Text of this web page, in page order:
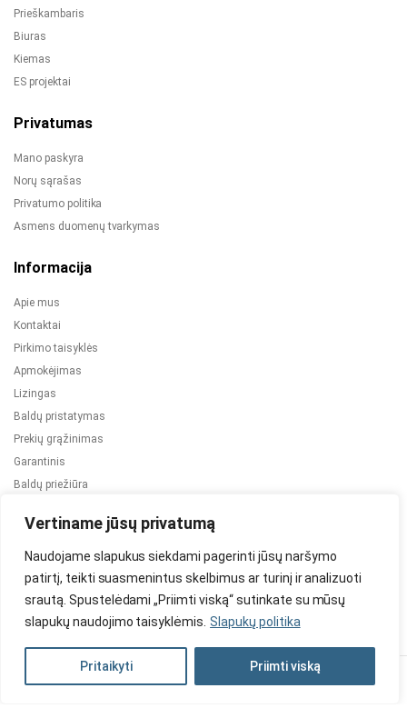
Vertiname jūsų privatumą
Naudojame slapukus siekdami pagerinti jūsų naršymo
patirtį, teikti suasmenintus skelbimus ar turinį ir analizuoti
srautą. Spustelėdami „Priimti viską“ sutinkate su mūsų
slapukų naudojimo taisyklėmis. Slapukų politika
Pritaikyti Priimti viską
Prieškambaris
Biuras
Kiemas
ES projektai
Privatumas
Mano paskyra
Norų sąrašas
Privatumo politika
Asmens duomenų tvarkymas
Informacija
Apie mus
Kontaktai
Pirkimo taisyklės
Apmokėjimas
Lizingas
Baldų pristatymas
Prekių grąžinimas
Garantinis
Baldų priežiūra
2024 © Visos teisės saugomos. Be TauBaldai.lt sutikimo draudžiama
Asmens duomenų tvarkymas Privatumo politika